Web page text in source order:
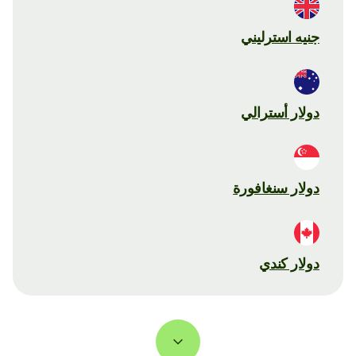
جنيه استرليني
دولار أسترالي
دولار سنغافورة
دولار كندي